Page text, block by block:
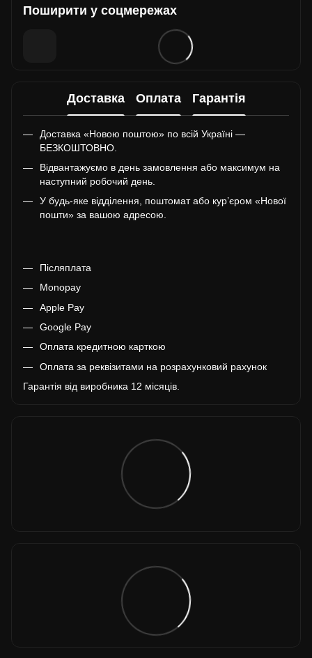
Поширити у соцмережах
Доставка Оплата Гарантія
Доставка «Новою поштою» по всій Україні —
БЕЗКОШТОВНО.
Відвантажуємо в день замовлення або максимум на
наступний робочий день.
У будь-яке відділення, поштомат або кур’єром «Нової
пошти» за вашою адресою.
Післяплата
Monopay
Apple Pay
Google Pay
Оплата кредитною карткою
Оплата за реквізитами на розрахунковий рахунок
Гарантія від виробника 12 місяців.